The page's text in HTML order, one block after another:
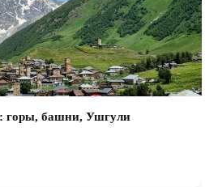
горы, башни, Ушгули